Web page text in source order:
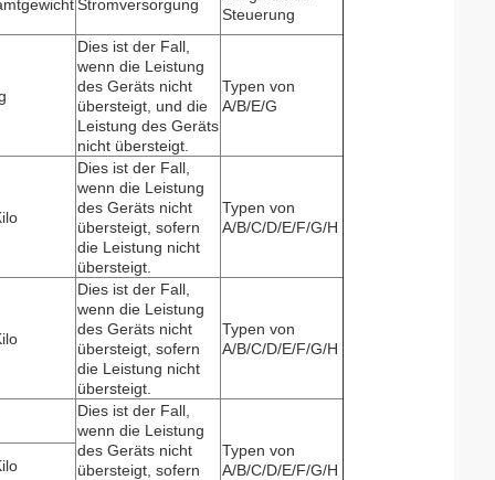
Stromversorgung
Steuerung
Dies ist der Fall,
wenn die Leistung
des Geräts nicht
übersteigt, und die
Leistung des Geräts
nicht übersteigt.
Typen von
A/B/E/G
Dies ist der Fall,
wenn die Leistung
des Geräts nicht
übersteigt, sofern
die Leistung nicht
übersteigt.
Typen von
A/B/C/D/E/F/G/H
Dies ist der Fall,
wenn die Leistung
des Geräts nicht
übersteigt, sofern
die Leistung nicht
übersteigt.
Typen von
A/B/C/D/E/F/G/H
Dies ist der Fall,
wenn die Leistung
des Geräts nicht
übersteigt, sofern
Typen von
A/B/C/D/E/F/G/H